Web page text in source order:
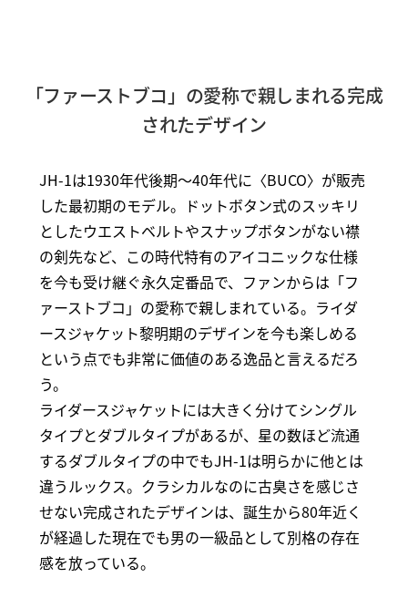
「ファーストブコ」の愛称で親しまれる完成
されたデザイン
JH-1は1930年代後期～40年代に〈BUCO〉が販売
した最初期のモデル。ドットボタン式のスッキリ
としたウエストベルトやスナップボタンがない襟
の剣先など、この時代特有のアイコニックな仕様
を今も受け継ぐ永久定番品で、ファンからは「フ
ァーストブコ」の愛称で親しまれている。ライダ
ースジャケット黎明期のデザインを今も楽しめる
という点でも非常に価値のある逸品と言えるだろ
う。
ライダースジャケットには大きく分けてシングル
タイプとダブルタイプがあるが、星の数ほど流通
するダブルタイプの中でもJH-1は明らかに他とは
違うルックス。クラシカルなのに古臭さを感じさ
せない完成されたデザインは、誕生から80年近く
が経過した現在でも男の一級品として別格の存在
感を放っている。